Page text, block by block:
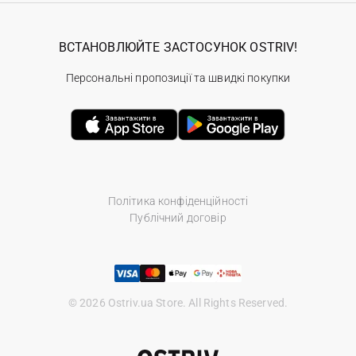
Політика конфіденційності
Публічний договір
© 2026 Ostriv.ua Store. All Rights Reserved.
ВСТАНОВЛЮЙТЕ ЗАСТОСУНОК OSTRIV!
Персональні пропозиції та швидкі покупки